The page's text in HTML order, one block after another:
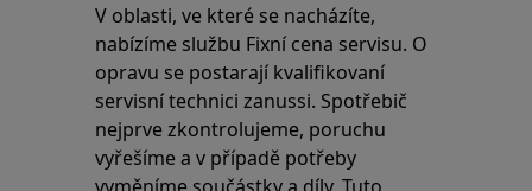
V oblasti, ve které se nacházíte,
nabízíme službu Fixní cena servisu. O
opravu se postarají kvalifikovaní
servisní technici zanussi. Spotřebič
nejprve zkontrolujeme, poruchu
vyřešíme a v případě potřeby